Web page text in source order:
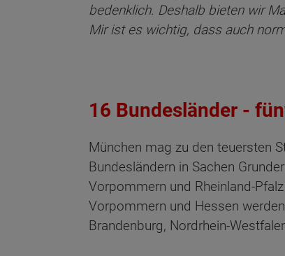
bedenklich. Deshalb bieten wir
Mir ist es wichtig, dass auch
16 Bundesländer -
München mag zu den teuersten
Bundesländern in Sachen
Vorpommern und Rheinland-
Vorpommern und Hessen werden
Brandenburg, Nordrhein-